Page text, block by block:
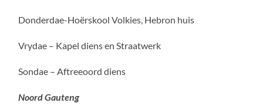
Donderdae-Hoërskool Volkies, Hebron huis
Vrydae – Kapel diens en Straatwerk
Sondae – Aftreeoord diens
Noord Gauteng